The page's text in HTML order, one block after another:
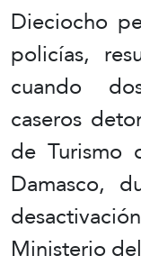
Dieciocho
policías,
cuando
caseros
de
Damasco,
Ministerio